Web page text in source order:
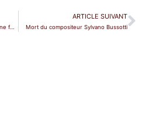
Quand Don José est chanté par une femme !
ARTICLE SUIVANT
Mort du compositeur Sylvano Bussotti